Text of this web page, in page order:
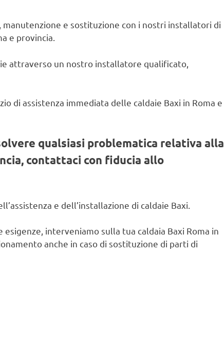
manutenzione e sostituzione con i nostri installatori di
e provincia.
attraverso un nostro installatore qualificato,
di assistenza immediata delle caldaie Baxi in Roma e
qualsiasi problematica relativa alla
contattaci con fiducia allo
e dell’installazione di caldaie Baxi.
interveniamo sulla tua caldaia Baxi Roma in
anche in caso di sostituzione di parti di